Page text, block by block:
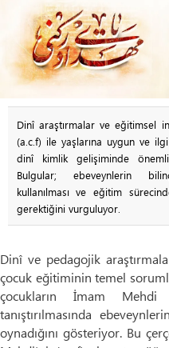
Dinî araştırmalar ve eğitimsel
(a.c.f) ile yaşlarına uygun ve ilgi
dinî kimlik gelişiminde
Bulgular; ebeveynlerin
kullanılması ve eğitim
gerektiğini vurguluyor.
Dinî ve pedagojik
çocuk eğitiminin temel
çocukların İmam
tanıştırılmasında
oynadığını gösteriyor. Bu